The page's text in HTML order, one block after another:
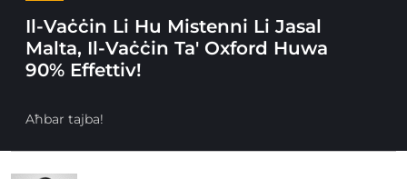
Il-Vaċċin Li Hu Mistenni Li Jasal
Malta, Il-Vaċċin Ta' Oxford Huwa
90% Effettiv!
Aħbar tajba!